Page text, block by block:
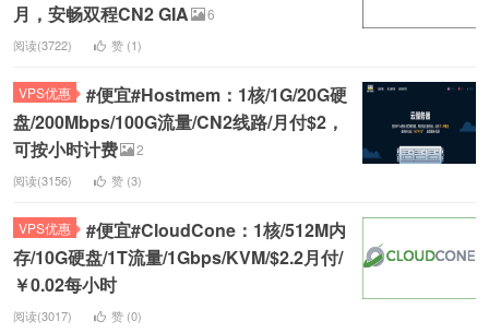
月，安畅双程CN2 GIA
6
阅读(3722) 赞 (1)
VPS优惠
#便宜#Hostmem：1核/1G/20G硬
盘/200Mbps/100G流量/CN2线路/月付$2，
可按小时计费
2
阅读(3156) 赞 (3)
VPS优惠
#便宜#CloudCone：1核/512M内
存/10G硬盘/1T流量/1Gbps/KVM/$2.2月付/
￥0.02每小时
阅读(3017) 赞 (0)